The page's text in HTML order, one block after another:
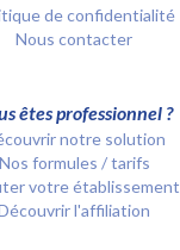
de confidentialité
Nous contacter
êtes professionnel ?
notre solution
Nos formules / tarifs
votre établissement
l'affiliation